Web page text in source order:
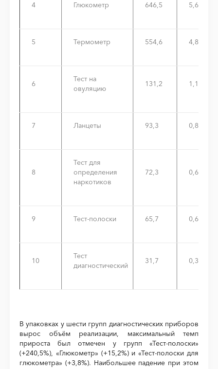
4 Глюкометр 646,5 5,6%
5 Термометр 554,6 4,8%
6
Тест на
овуляцию
131,2 1,1%
7 Ланцеты 93,3 0,8%
8
Тест для
определения
наркотиков
72,3 0,6%
9 Тест-полоски 65,7 0,6%
10
Тест
диагностический
31,7 0,3%
В упаковках у шести групп диагностических приборов
вырос объём реализации, максимальный темп
прироста был отмечен у групп «Тест-полоски»
(+240,5%), «Глюкометр» (+15,2%) и «Тест-полоски для
глюкометра» (+3,8%). Наибольшее падение при этом